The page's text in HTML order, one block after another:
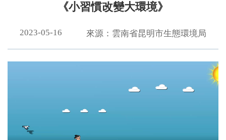
《小習慣改變大環境》
2023-05-16 來源：雲南省昆明市生態環境局